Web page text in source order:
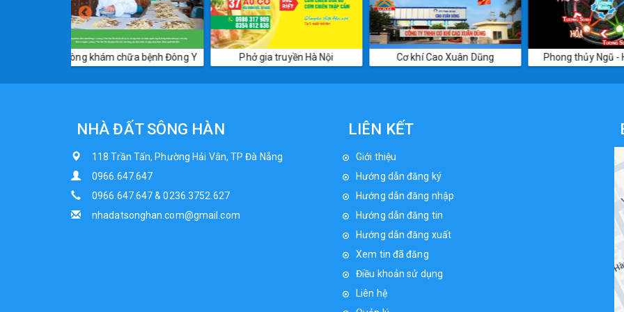
Phở gia truyền Hà Nội Cơ khí Cao Xuân Dũng Phong thủy Ngũ - Hàn - Sơn Hạt
NHÀ ĐẤT SÔNG HÀN
118 Trần Tấn, Phường Hải Vân, TP Đà Nẵng
0966.647.647
0966.647.647 & 0236.3752.627
nhadatsonghan.com@gmail.com
LIÊN KẾT
Giới thiệu
Hướng dẫn đăng ký
Hướng dẫn đăng nhập
Hướng dẫn đăng tin
Hướng dẫn đăng xuất
Xem tin đã đăng
Điều khoản sử dụng
Liên hệ